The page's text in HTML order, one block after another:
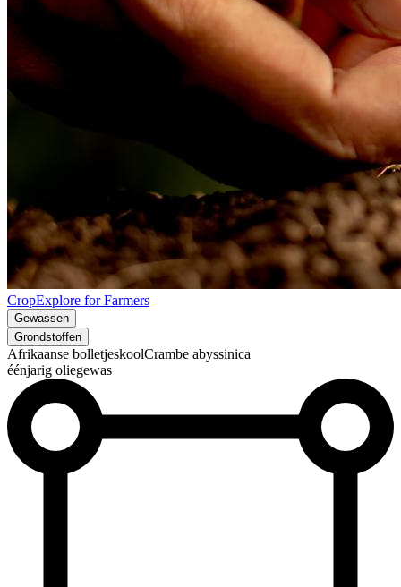
CropExplore for Farmers
Gewassen
Grondstoffen
Afrikaanse bolletjeskoolCrambe abyssinica
éénjarig oliegewas